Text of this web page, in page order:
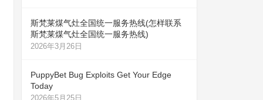
斯梵莱煤气灶全国统一服务热线(怎样联系
斯梵莱煤气灶全国统一服务热线)
2026年3月26日
PuppyBet Bug Exploits Get Your Edge
Today
2026年5月25日